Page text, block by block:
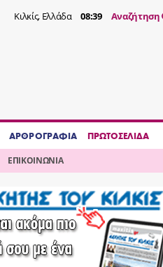
Κιλκίς, Ελλάδα 08:39 Αναζήτηση
ΑΡΘΡΟΓΡΑΦΙΑ ΠΡΩΤΟΣΕΛΙΔΑ
ΕΠΙΚΟΙΝΩΝΙΑ